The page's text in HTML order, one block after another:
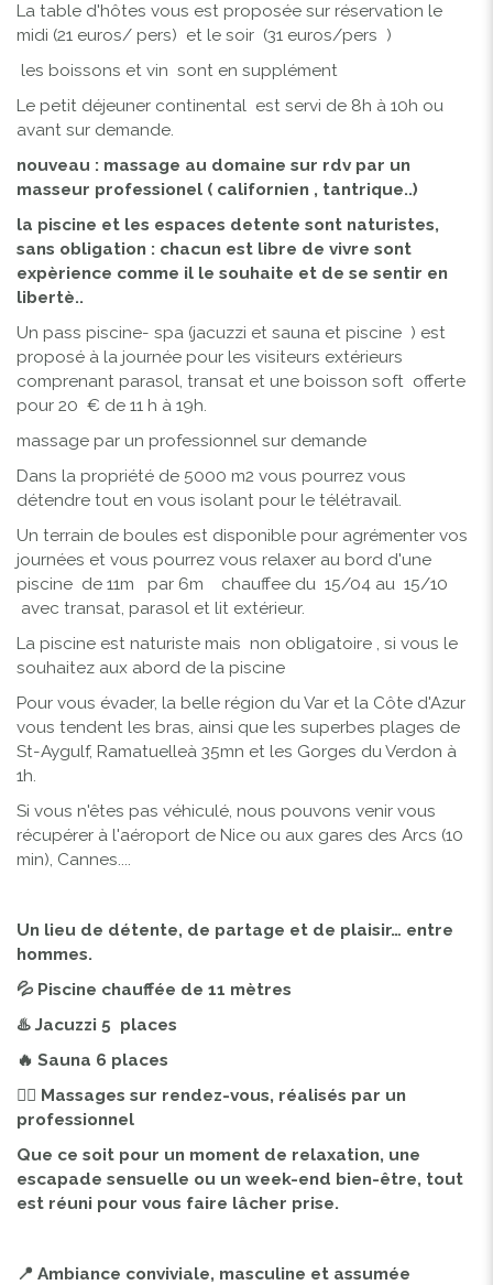
La table d'hôtes vous est proposée sur réservation le
midi (21 euros/ pers) et le soir (31 euros/pers )
les boissons et vin sont en supplément
Le petit déjeuner continental est servi de 8h à 10h ou
avant sur demande.
nouveau : massage au domaine sur rdv par un
masseur professionel ( californien , tantrique..)
la piscine et les espaces detente sont naturistes,
sans obligation : chacun est libre de vivre sont
expèrience comme il le souhaite et de se sentir en
libertè..
Un pass piscine- spa (jacuzzi et sauna et piscine ) est
proposé à la journée pour les visiteurs extérieurs
comprenant parasol, transat et une boisson soft offerte
pour 20 € de 11 h à 19h.
massage par un professionnel sur demande
Dans la propriété de 5000 m2 vous pourrez vous
détendre tout en vous isolant pour le télétravail.
Un terrain de boules est disponible pour agrémenter vos
journées et vous pourrez vous relaxer au bord d'une
piscine de 11m par 6m chauffee du 15/04 au 15/10
avec transat, parasol et lit extérieur.
La piscine est naturiste mais non obligatoire , si vous le
souhaitez aux abord de la piscine
Pour vous évader, la belle région du Var et la Côte d'Azur
vous tendent les bras, ainsi que les superbes plages de
St-Aygulf, Ramatuelleà 35mn et les Gorges du Verdon à
1h.
Si vous n'êtes pas véhiculé, nous pouvons venir vous
récupérer à l'aéroport de Nice ou aux gares des Arcs (10
min), Cannes....
Un lieu de détente, de partage et de plaisir… entre
hommes.
💦 Piscine chauffée de 11 mètres
♨️ Jacuzzi 5 places
🔥 Sauna 6 places
💆‍♂️ Massages sur rendez-vous, réalisés par un
professionnel
Que ce soit pour un moment de relaxation, une
escapade sensuelle ou un week-end bien-être, tout
est réuni pour vous faire lâcher prise.
📍 Ambiance conviviale, masculine et assumée